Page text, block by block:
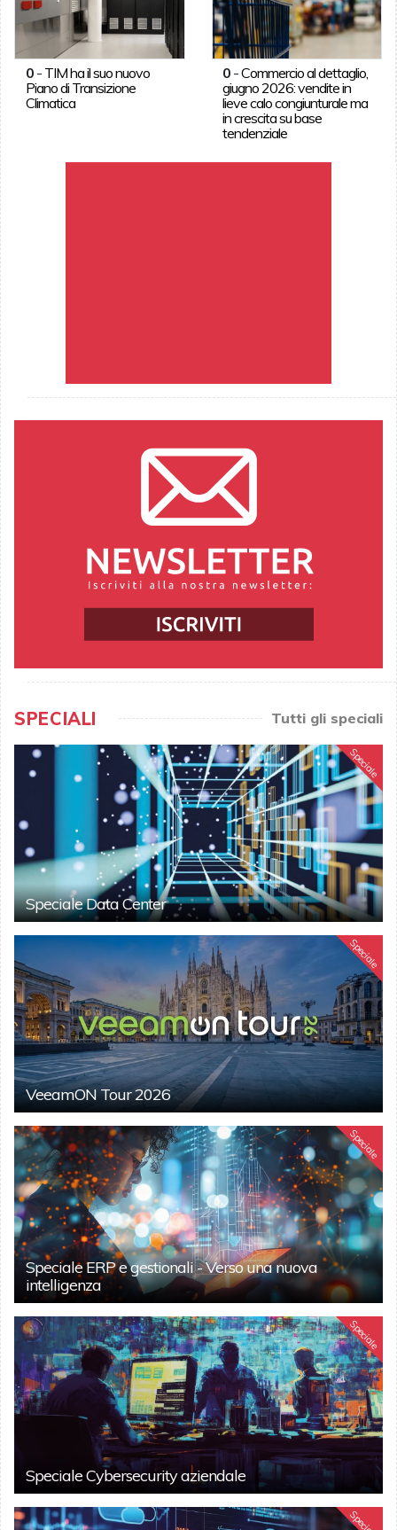
0- TIM ha il suo nuovo
Piano di Transizione
Climatica
0 -Commercio al dettaglio,
giugno 2026: vendite in
lieve calo congiunturale ma
in crescita su base
tendenziale
SPECIALI Tutti gli speciali
Speciale
Speciale Data Center
Speciale
VeeamON Tour 2026
Speciale
Speciale ERP e gestionali - Verso una nuova
intelligenza
Speciale
Speciale Cybersecurity aziendale